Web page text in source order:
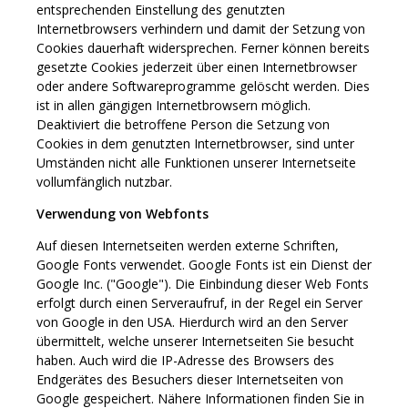
entsprechenden Einstellung des genutzten
Internetbrowsers verhindern und damit der Setzung von
Cookies dauerhaft widersprechen. Ferner können bereits
gesetzte Cookies jederzeit über einen Internetbrowser
oder andere Softwareprogramme gelöscht werden. Dies
ist in allen gängigen Internetbrowsern möglich.
Deaktiviert die betroffene Person die Setzung von
Cookies in dem genutzten Internetbrowser, sind unter
Umständen nicht alle Funktionen unserer Internetseite
vollumfänglich nutzbar.
Verwendung von Webfonts
Auf diesen Internetseiten werden externe Schriften,
Google Fonts verwendet. Google Fonts ist ein Dienst der
Google Inc. ("Google"). Die Einbindung dieser Web Fonts
erfolgt durch einen Serveraufruf, in der Regel ein Server
von Google in den USA. Hierdurch wird an den Server
übermittelt, welche unserer Internetseiten Sie besucht
haben. Auch wird die IP-Adresse des Browsers des
Endgerätes des Besuchers dieser Internetseiten von
Google gespeichert. Nähere Informationen finden Sie in